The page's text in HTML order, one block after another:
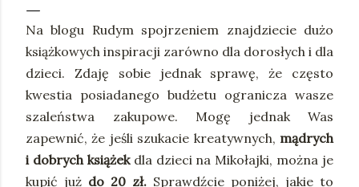
Na blogu Rudym spojrzeniem znajdziecie dużo
książkowych inspiracji zarówno dla dorosłych i dla
dzieci. Zdaję sobie jednak sprawę, że często
kwestia posiadanego budżetu ogranicza wasze
szaleństwa zakupowe. Mogę jednak Was
zapewnić, że jeśli szukacie kreatywnych, mądrych
i dobrych książekdla dzieci na Mikołajki, można je
kupić już do 20 zł. Sprawdźcie poniżej, jakie to